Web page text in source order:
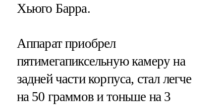
Хьюго Барра.
Аппарат приобрел
пятимегапиксельную камеру на
задней части корпуса, стал легче
на 50 граммов и тоньше на 3